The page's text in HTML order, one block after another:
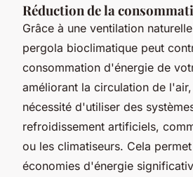
Réduction de la
Grâce à une ventilation
pergola bioclimatique peut
consommation d'énergie de
améliorant la circulation de
nécessité d'utiliser des
refroidissement artificiels,
ou les climatiseurs. Cela
économies d'énergie